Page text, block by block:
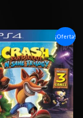
¡Oferta!
Rango
de
precios:
desde
$11.03
hasta
$18.03